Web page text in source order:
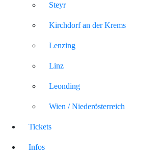
Steyr
Kirchdorf an der Krems
Lenzing
Linz
Leonding
Wien / Niederösterreich
Tickets
Infos